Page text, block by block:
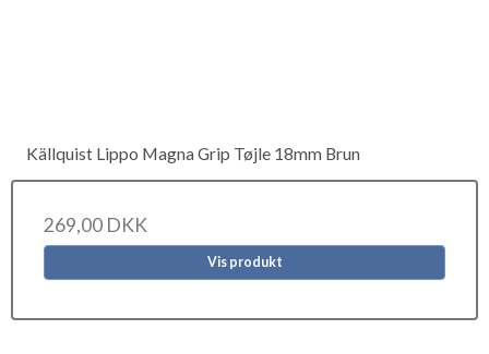
Källquist Lippo Magna Grip Tøjle 18mm Brun
269,00 DKK
Vis produkt